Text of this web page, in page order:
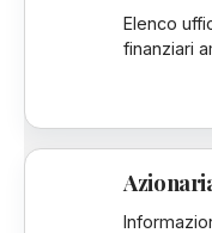
Elenco
finanziari